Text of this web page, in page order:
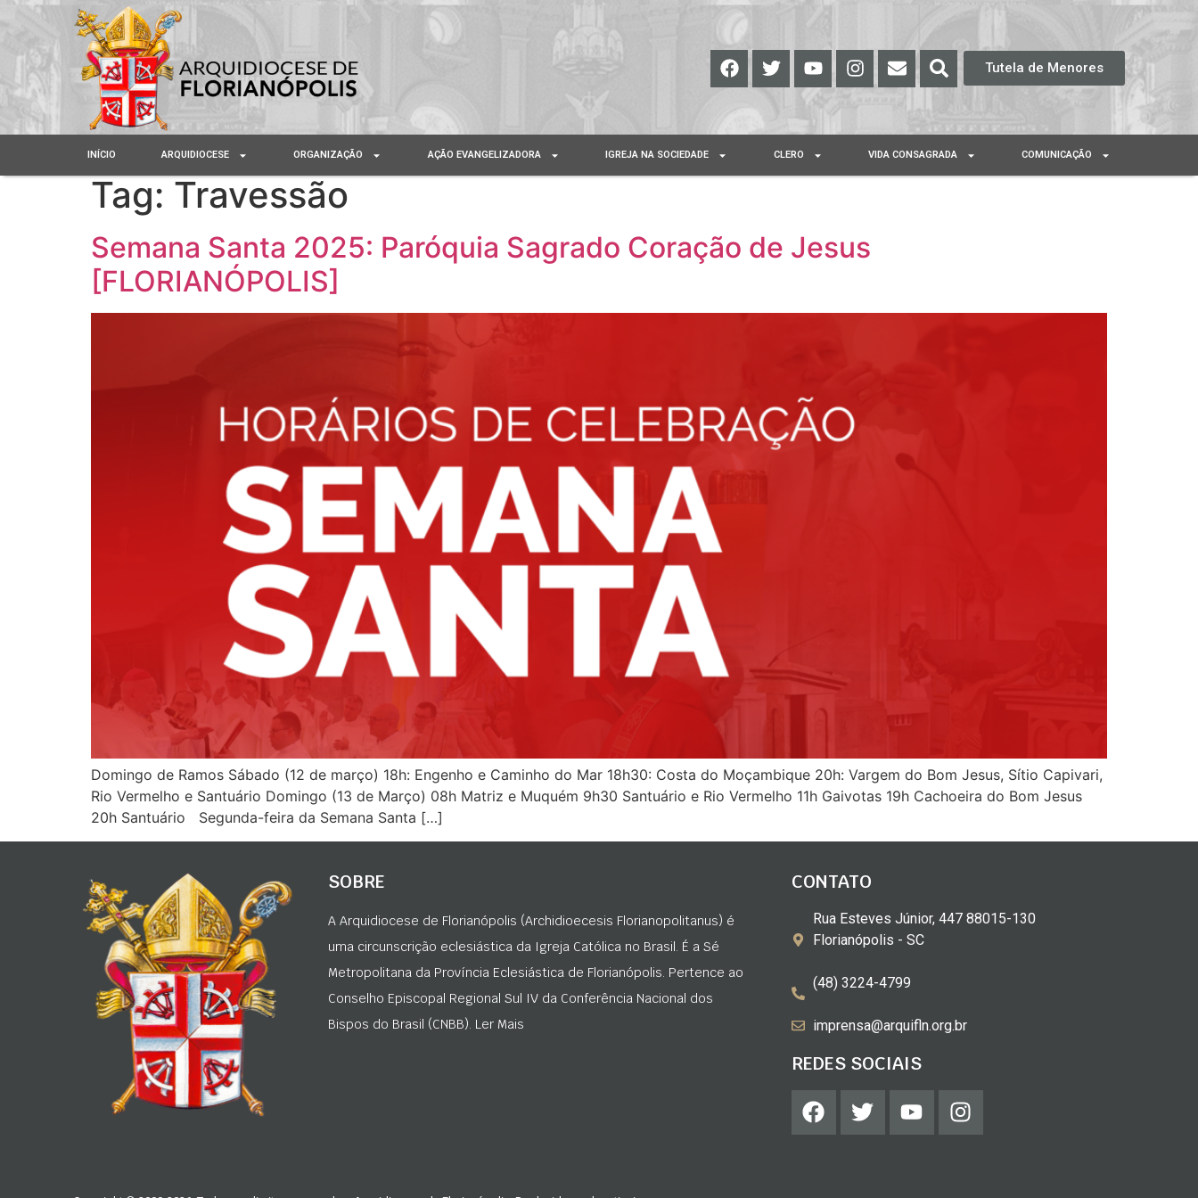
Tutela de Menores
INÍCIO ARQUIDIOCESE ORGANIZAÇÃO AÇÃO EVANGELIZADORA IGREJA NA SOCIEDADE CLERO VIDA CONSAGRADA COMUNICAÇÃO
Tag: Travessão
Semana Santa 2025: Paróquia Sagrado Coração de Jesus
[FLORIANÓPOLIS]
Domingo de Ramos Sábado (12 de março) 18h: Engenho e Caminho do Mar 18h30: Costa do Moçambique 20h: Vargem do Bom Jesus, Sítio Capivari,
Rio Vermelho e Santuário Domingo (13 de Março) 08h Matriz e Muquém 9h30 Santuário e Rio Vermelho 11h Gaivotas 19h Cachoeira do Bom Jesus
20h Santuário Segunda-feira da Semana Santa […]
SOBRE
A Arquidiocese de Florianópolis (Archidioecesis Florianopolitanus) é
uma circunscrição eclesiástica da Igreja Católica no Brasil. É a Sé
Metropolitana da Província Eclesiástica de Florianópolis. Pertence ao
Conselho Episcopal Regional Sul IV da Conferência Nacional dos
Bispos do Brasil (CNBB). Ler Mais
CONTATO
Rua Esteves Júnior, 447 88015-130
Florianópolis - SC
(48) 3224-4799
imprensa@arquifln.org.br
REDES SOCIAIS